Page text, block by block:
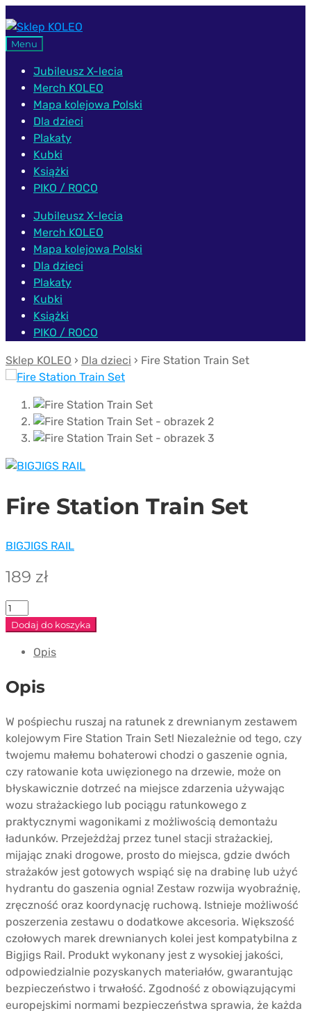
Przejdź
do
Przejdź
do
Menu
Jubileusz X-lecia
Merch KOLEO
Mapa kolejowa Polski
Dla dzieci
Plakaty
Kubki
Książki
PIKO / ROCO
Jubileusz X-lecia
Merch KOLEO
Mapa kolejowa Polski
Dla dzieci
Plakaty
Kubki
Książki
PIKO / ROCO
Sklep KOLEO › Dla dzieci › Fire Station Train Set
Fire Station Train Set
BIGJIGS RAIL
189 zł
ilość
Fire
Train
Dodaj do koszyka
Opis
Opis
W pośpiechu ruszaj na ratunek z drewnianym zestawem
kolejowym Fire Station Train Set! Niezależnie od tego, czy
twojemu małemu bohaterowi chodzi o gaszenie ognia,
czy ratowanie kota uwięzionego na drzewie, może on
błyskawicznie dotrzeć na miejsce zdarzenia używając
wozu strażackiego lub pociągu ratunkowego z
praktycznymi wagonikami z możliwością demontażu
ładunków. Przejeżdżaj przez tunel stacji strażackiej,
mijając znaki drogowe, prosto do miejsca, gdzie dwóch
strażaków jest gotowych wspiąć się na drabinę lub użyć
hydrantu do gaszenia ognia! Zestaw rozwija wyobraźnię,
zręczność oraz koordynację ruchową. Istnieje możliwość
poszerzenia zestawu o dodatkowe akcesoria. Większość
czołowych marek drewnianych kolei jest kompatybilna z
Bigjigs Rail. Produkt wykonany jest z wysokiej jakości,
odpowiedzialnie pozyskanych materiałów, gwarantując
bezpieczeństwo i trwałość. Zgodność z obowiązującymi
europejskimi normami bezpieczeństwa sprawia, że każda